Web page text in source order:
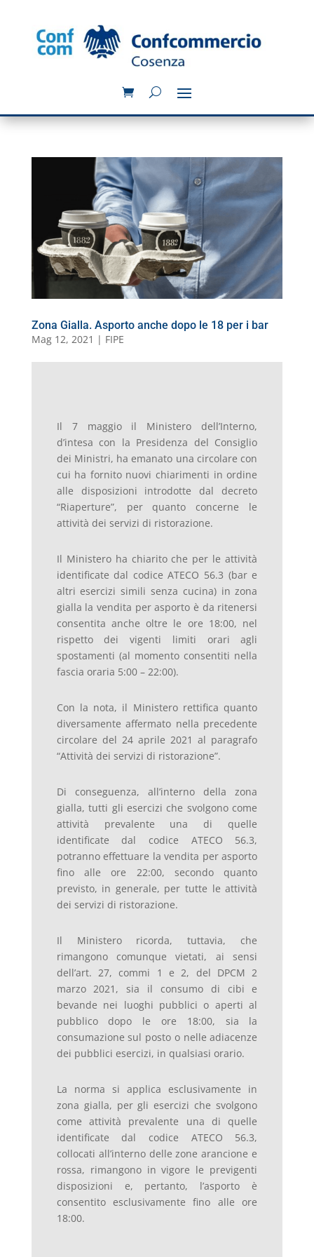
Zona Gialla. Asporto anche dopo le 18 per i bar
Mag 12, 2021 | FIPE
Il 7 maggio il Ministero dell’Interno,
d’intesa con la Presidenza del Consiglio
dei Ministri, ha emanato una circolare con
cui ha fornito nuovi chiarimenti in ordine
alle disposizioni introdotte dal decreto
“Riaperture”, per quanto concerne le
attività dei servizi di ristorazione.
Il Ministero ha chiarito che per le attività
identificate dal codice ATECO 56.3 (bar e
altri esercizi simili senza cucina) in zona
gialla la vendita per asporto è da ritenersi
consentita anche oltre le ore 18:00, nel
rispetto dei vigenti limiti orari agli
spostamenti (al momento consentiti nella
fascia oraria 5:00 – 22:00).
Con la nota, il Ministero rettifica quanto
diversamente affermato nella precedente
circolare del 24 aprile 2021 al paragrafo
“Attività dei servizi di ristorazione”.
Di conseguenza, all’interno della zona
gialla, tutti gli esercizi che svolgono come
attività prevalente una di quelle
identificate dal codice ATECO 56.3,
potranno effettuare la vendita per asporto
fino alle ore 22:00, secondo quanto
previsto, in generale, per tutte le attività
dei servizi di ristorazione.
Il Ministero ricorda, tuttavia, che
rimangono comunque vietati, ai sensi
dell’art. 27, commi 1 e 2, del DPCM 2
marzo 2021, sia il consumo di cibi e
bevande nei luoghi pubblici o aperti al
pubblico dopo le ore 18:00, sia la
consumazione sul posto o nelle adiacenze
dei pubblici esercizi, in qualsiasi orario.
La norma si applica esclusivamente in
zona gialla, per gli esercizi che svolgono
come attività prevalente una di quelle
identificate dal codice ATECO 56.3,
collocati all’interno delle zone arancione e
rossa, rimangono in vigore le previgenti
disposizioni e, pertanto, l’asporto è
consentito esclusivamente fino alle ore
18:00.